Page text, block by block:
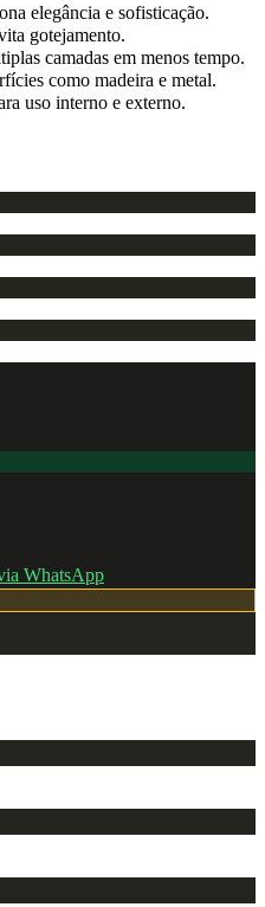
elegância e sofisticação.
gotejamento.
camadas em menos tempo.
como madeira e metal.
uso interno e externo.
WhatsApp